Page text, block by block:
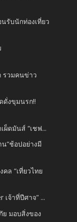
รับนักท่องเที่ยว
รวมคนข่าว
ดั่งขุมนรก!!
ผ็ดมันส์ “เชฟ...
“ช้อปอย่างมี
ล “เที่ยวไทย
เจ้าที่ปีศาจ” ...
มอบสิ่งของ